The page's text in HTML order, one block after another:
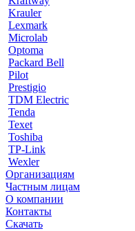
Krauler
Lexmark
Microlab
Optoma
Packard Bell
Pilot
Prestigio
TDM Electric
Tenda
Texet
Toshiba
TP-Link
Wexler
Организациям
Частным лицам
О компании
Контакты
Скачать